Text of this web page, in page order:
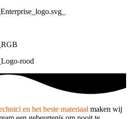
en het beste materiaal maken wij